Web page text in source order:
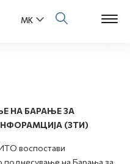
НА БАРАЊЕ ЗА
(ЗТИ)
воспостави
поднесување на Барања за